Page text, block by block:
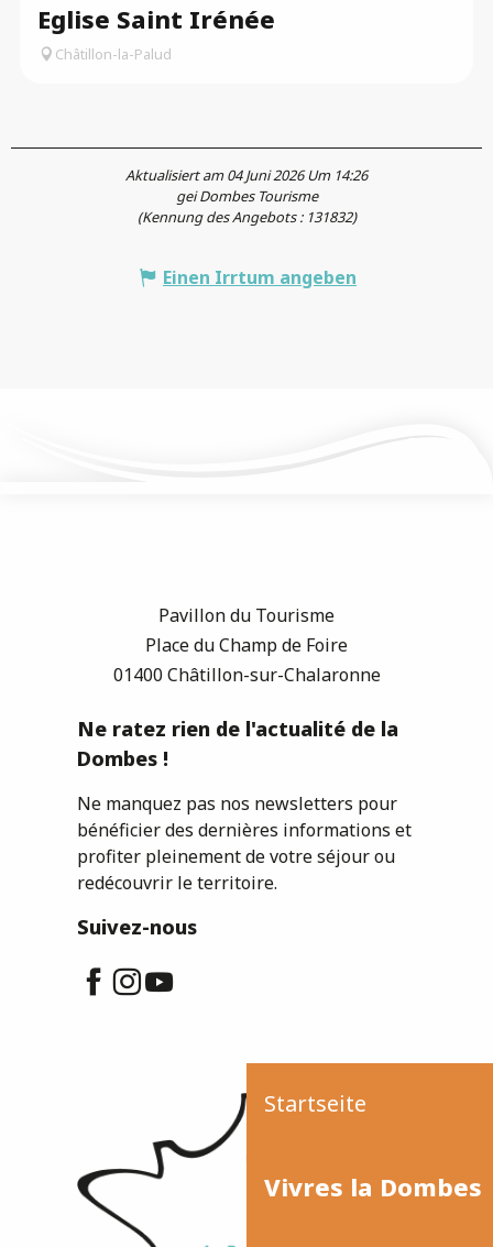
Startseite
Vivres la Dombes
Eglise Saint Irénée
Châtillon-la-Palud
Aktualisiert am 04 Juni 2026 Um 14:26
gei Dombes Tourisme
(Kennung des Angebots : 131832)
Einen Irrtum angeben
Pavillon du Tourisme
Place du Champ de Foire
01400 Châtillon-sur-Chalaronne
Ne ratez rien de l'actualité de la
Dombes !
Ne manquez pas nos newsletters pour
bénéficier des dernières informations et
profiter pleinement de votre séjour ou
redécouvrir le territoire.
Suivez-nous